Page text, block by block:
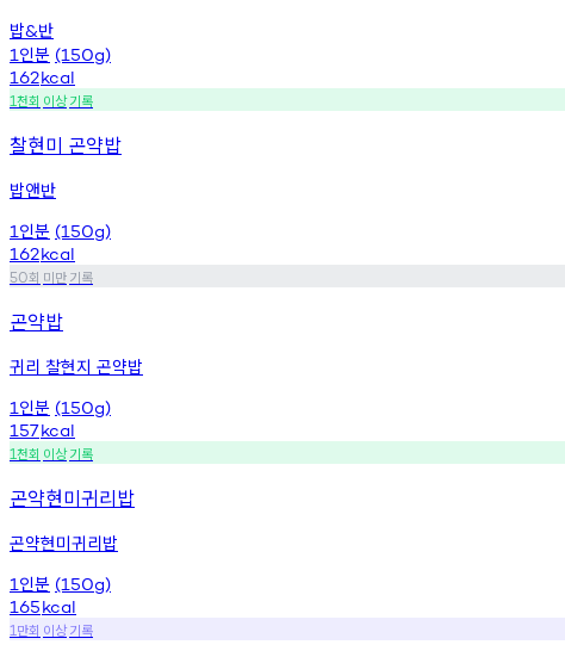
밥&반
1 인분 (150g)
162kcal
1천회 이상기록
찰현미 곤약밥
밥앤반
1 인분 (150g)
162kcal
50회 미만기록
곤약밥
귀리 찰현지 곤약밥
1 인분 (150g)
157kcal
1천회 이상기록
곤약현미귀리밥
곤약현미귀리밥
1 인분 (150g)
165kcal
1 만회 이상기록